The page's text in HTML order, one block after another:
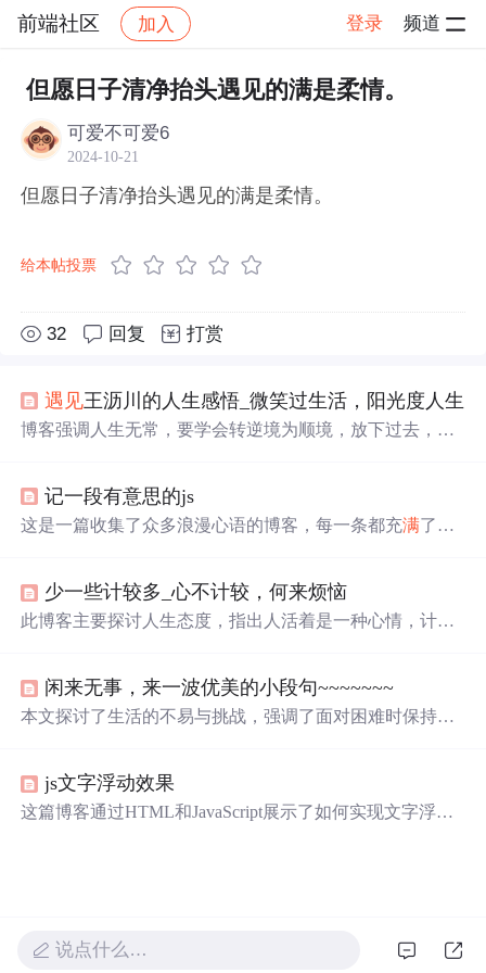
前端社区 加入 登录 频道
社区 前端社区 感慨 帖子详情
但愿日子清净抬头遇见的满是柔情。
可爱不可爱6
2024-10-21
但愿日子清净抬头遇见的满是柔情。
给本帖投票
32 回复 打赏
遇见王沥川的人生感悟_微笑过生活，阳光度人生
博客强调人生无常，要学会转逆境为顺境，放下过去，收
对，保持阳光心态，积极过好余生。
记一段有意思的js
这是一篇收集了众多浪漫心语的博客，每一条都充满了甜
的独特情感，仿佛每个瞬间都因你而闪耀。这些话语如同
繁星，照亮了平凡的日子 ，让人感受到爱的力量和美好。
少一些计较多_心不计较，何来烦恼
此博客主要探讨人生态度，指出人活着是一种心情，计较
较、善待他人，学会权衡得失，接受人生残缺。
闲来无事，来一波优美的小段句~~~~~~~
本文探讨了生活的不易与挑战，强调了面对困难时保持乐
深入剖析了人生的苦与乐，提出了笑对生活的积极态度。
js文字浮动效果
这篇博客通过HTML和JavaScript展示了如何实现文字浮动
说点什么…